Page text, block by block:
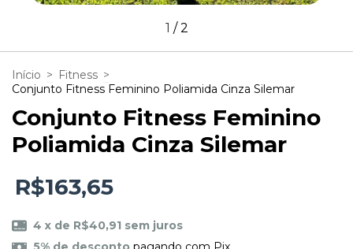
1 /2
Início > Fitness >
Conjunto Fitness Feminino Poliamida Cinza Silemar
Conjunto Fitness Feminino
Poliamida Cinza Silemar
R$163,65
4 x de R$40,91 sem juros